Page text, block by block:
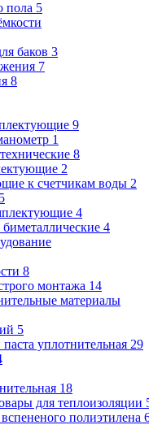
пола 5
баков 3
7
8
9
1
8
2
к счетчикам воды 2
5
4
4
8
монтажа 14
материалы
5
уплотнительная 29
18
для теплоизоляции
полиэтилена